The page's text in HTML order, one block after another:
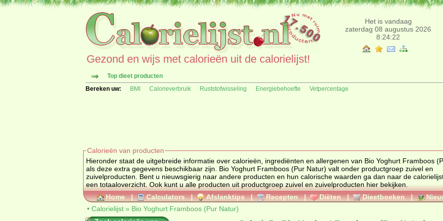
Het is vandaag
zaterdag 08 augustus 2026
8:24:22
Gezond en wijs met calorieën uit de calorielijst!
Top dieet producten
Bereken uw:
BMI Calorieverbruik Ruststofwisseling Energiebehoefte Vetpercentage
Calorieën van producten
Hieronder staat de uitgebreide informatie over calorieën, ingrediënten en allergenen van Bio Yoghurt Framboos (Pur Natur)
als deze extra gegevens beschikbaar zijn. Bio Yoghurt Framboos (Pur Natur) valt onder productgroep zuivel en
zuivelproducten
een totaaloverzicht. Ook kunt u alle producten uit productgroep zuivel en zuivelproducten hier bekijken.
Home | Calculators | Afslanktips | Recepten | Diëten | Dieetboeken |
• Calorielijst » Bio Yoghurt Framboos (Pur Natur)